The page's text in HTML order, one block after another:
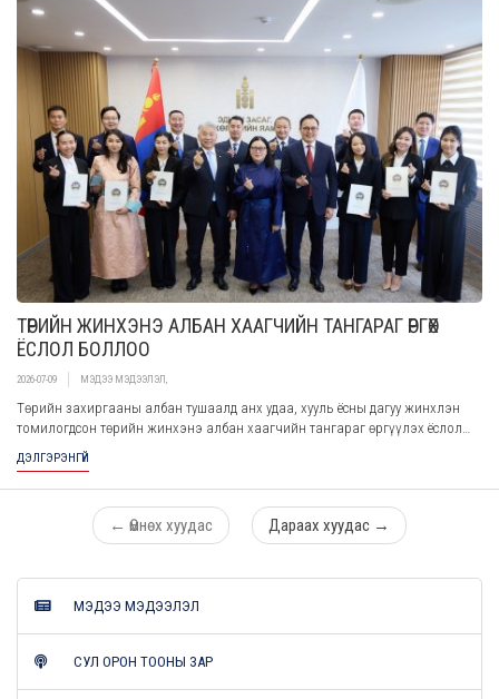
ТӨРИЙН ЖИНХЭНЭ АЛБАН ХААГЧИЙН ТАНГАРАГ ӨРГӨХ
ЁСЛОЛ БОЛЛОО
2026-07-09 МЭДЭЭ МЭДЭЭЛЭЛ
Төрийн захиргааны албан тушаалд анх удаа, хууль ёсны дагуу жинхлэн
томилогдсон төрийн жинхэнэ албан хаагчийн тангараг өргүүлэх ёслол
2026 оны 07 дугаар сарын 09-ны өдөр боллоо.
ДЭЛГЭРЭНГҮЙ
← Өмнөх хуудас Дараах хуудас →
МЭДЭЭ МЭДЭЭЛЭЛ
СУЛ ОРОН ТООНЫ ЗАР